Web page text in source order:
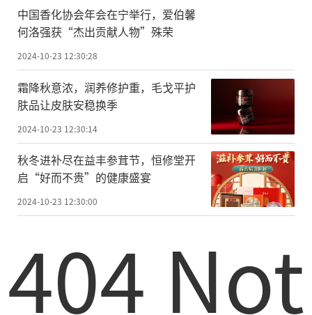
中国香化协会年会在宁举行，爱伯馨
何洛强获“杰出贡献人物”殊荣
2024-10-23 12:30:28
霜降秋意浓，润养修护重，毛戈平护
肤品让皮肤安稳换季
2024-10-23 12:30:14
秋冬进补尽在益丰参茸节，恒修堂开
启“好而不贵”的健康盛宴
2024-10-23 12:30:00
404 Not